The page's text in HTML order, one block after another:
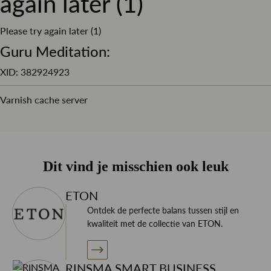
overhemd een zeer hoog draagcomfort geeft, door het
formele uiterlijk kom je netjes voor de dag.
Combineer dit overhemd met een pull-over van Profuomo
of Gran Sasso of juist onder een mooi pak van Corneliani
CC en maak het geheel af met een mooie stropdas en
pochet.
Dit vind je misschien ook leuk
ETON
Ontdek de perfecte balans tussen stijl en
kwaliteit met de collectie van ETON.
RINSMA SMART BUSINESS
again later (1)
Please try again later (1)
Guru Meditation:
XID: 382924923
Varnish cache server